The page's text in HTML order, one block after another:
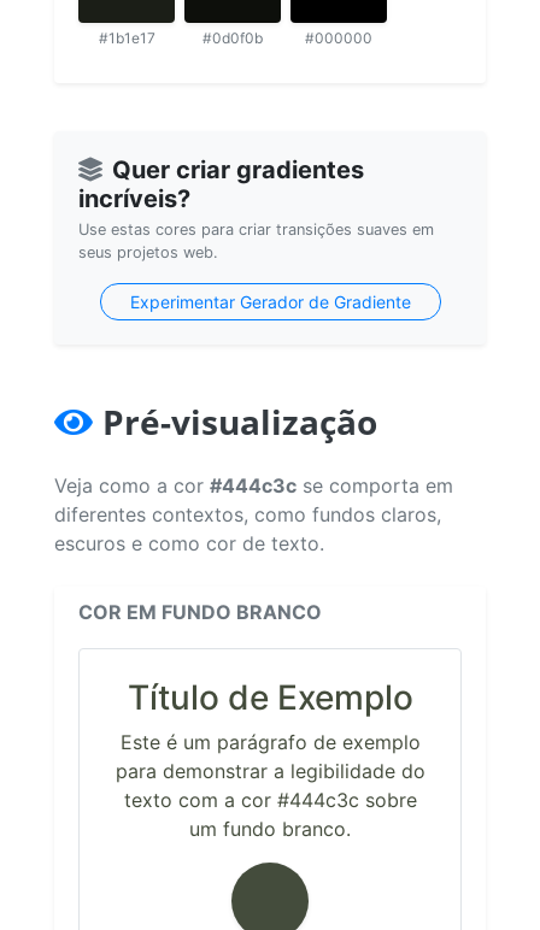
#1b1e17 #0d0f0b #000000
Quer criar gradientes
incríveis?
Use estas cores para criar transições suaves em
seus projetos web.
Experimentar Gerador de Gradiente
Pré-visualização
Veja como a cor #444c3c se comporta em
diferentes contextos, como fundos claros,
escuros e como cor de texto.
COR EM FUNDO BRANCO
Título de Exemplo
Este é um parágrafo de exemplo
para demonstrar a legibilidade do
texto com a cor #444c3c sobre
um fundo branco.